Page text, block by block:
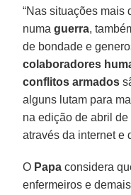
“Nas situações mais
numaguerra,
de bondade e
colaboradores
conflitos armados
alguns lutam para
na edição de abril de
através da internet e
O Papa considera
enfermeiros e